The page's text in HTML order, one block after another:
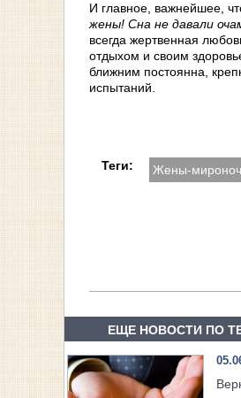
И главное, важнейшее,
жены! Сна не давали
всегда жертвенная
отдыхом и своим
ближним постоянна,
испытаний.
Теги: Жены-
ЕЩЕ НОВОСТИ ПО